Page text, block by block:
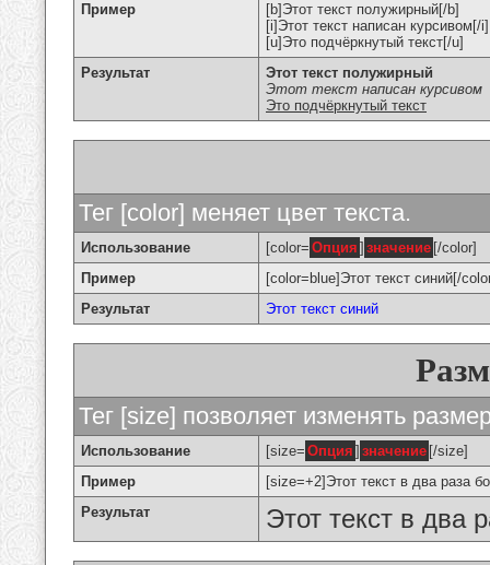
Пример
[b]Этот текст полужирный[/b]
[i]Этот текст написан курсивом[/i]
[u]Это подчёркнутый текст[/u]
Результат
Этот текст полужирный
Этот текст написан курсивом
Это подчёркнутый текст
Тег [color] меняет цвет текста.
Использование [color= Опция ] значение [/color]
Пример
[color=blue]Этот текст синий[/
Результат
Этот текст синий
Тег [size] позволяет изменять
Использование [size= Опция ] значение [/size]
Пример
[size=+2]Этот текст в два раза
Результат
Этот текст в два